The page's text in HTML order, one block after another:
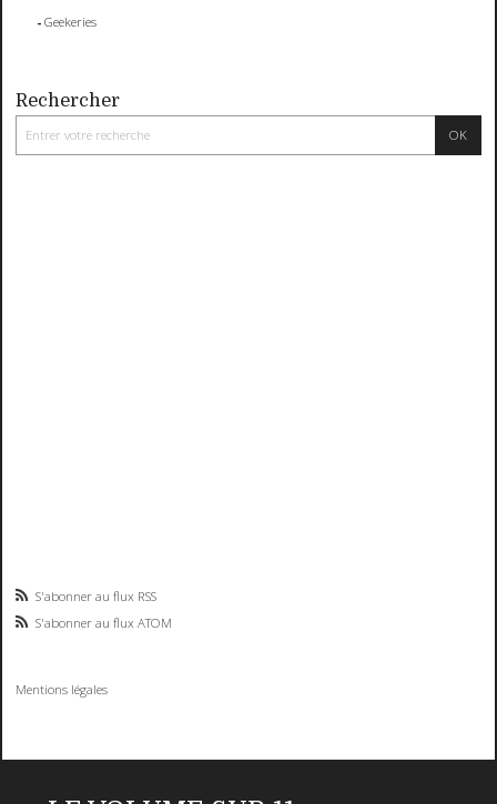
Geekeries
Rechercher
S'abonner au flux RSS
S'abonner au flux ATOM
Mentions légales